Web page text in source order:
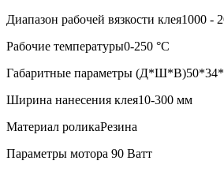
Диапазон рабочей вязкости клея1000 -
Рабочие температуры0-250 °C
Габаритные параметры (Д*Ш*В)
Ширина нанесения клея10-300 мм
Материал роликаРезина
Параметры мотора 90 Ватт